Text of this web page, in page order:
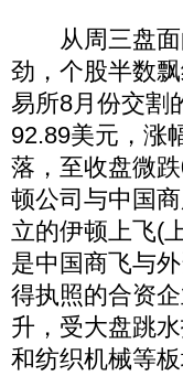
从周三盘面
劲，个股半数
易所8月份交割
92.89美元，涨
落，至收盘微
顿公司与中国
立的伊顿上飞(
是中国商飞与
得执照的合资
升，受大盘跳
和纺织机械等